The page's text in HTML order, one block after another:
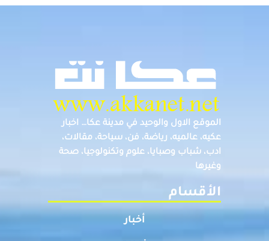
الموقع الاول والوحيد في مدينة عكا… اخبار
عكيه، عالميه، رياضة، فن، سياحة، مقالات،
ادب، شباب وصبايا، علوم وتكنولوجيا، صحة
وغيرها
الأقسام
أخبار